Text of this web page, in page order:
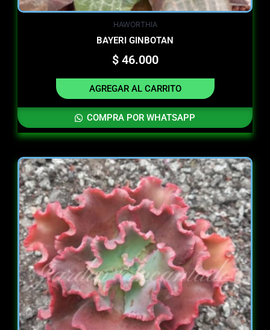
HAWORTHIA
BAYERI GINBOTAN
$46.000
AGREGAR AL CARRITO
COMPRA POR WHATSAPP